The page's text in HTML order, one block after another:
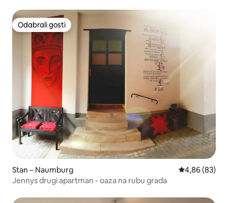
Odabrali gosti
Odabrali gosti
Stan – Naumburg Prosječna
4,86 (83)
Jennys drugi apartman - oaza na rubu grada